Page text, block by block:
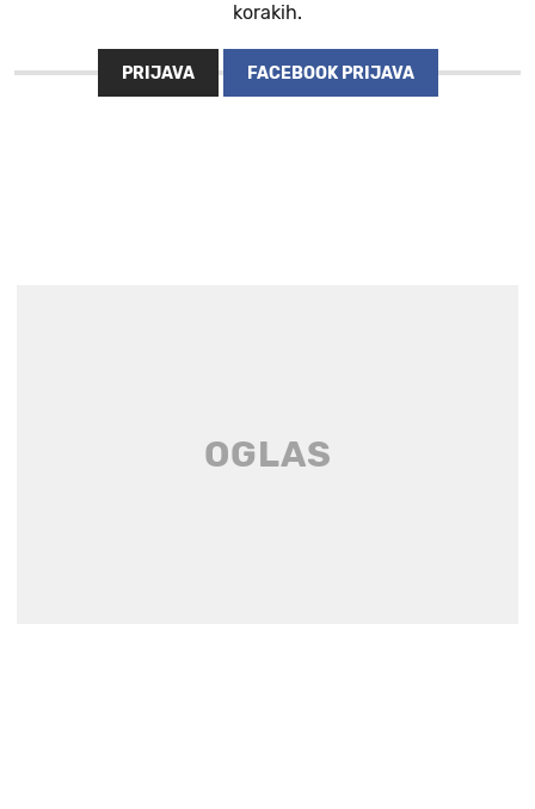
korakih.
PRIJAVA FACEBOOK PRIJAVA